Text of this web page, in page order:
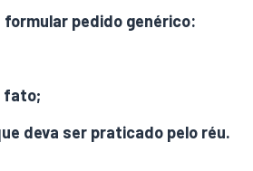
formular pedido genérico:
fato;
deva ser praticado pelo réu.